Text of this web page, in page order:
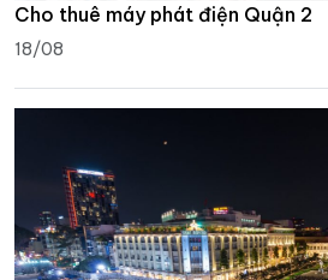
Cho thuê máy phát điện Quận 2
18/08